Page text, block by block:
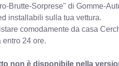
Brutte-Sorprese" di Gomme-
installabili sulla tua vettura.
comodamente da casa
24 ore.
non è disponibile nella